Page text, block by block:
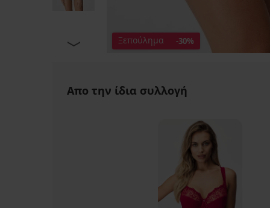
Ξεπούλημα -30%
Απο την ίδια συλλογή